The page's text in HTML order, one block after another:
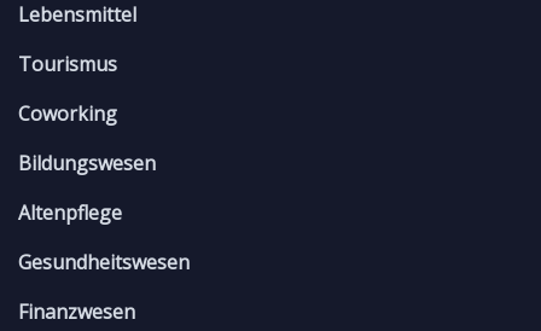
Lebensmittel
Tourismus
Coworking
Bildungswesen
Altenpflege
Gesundheitswesen
Finanzwesen